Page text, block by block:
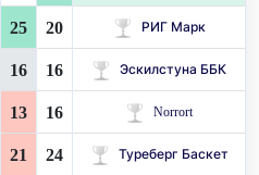
25 20 РИГ Марк
16 16 Эскилстуна ББК
13 16 Norrort
21 24 Туреберг Баскет